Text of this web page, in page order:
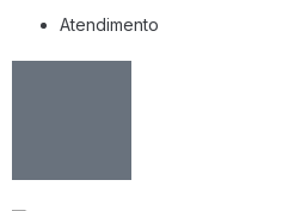
Atendimento